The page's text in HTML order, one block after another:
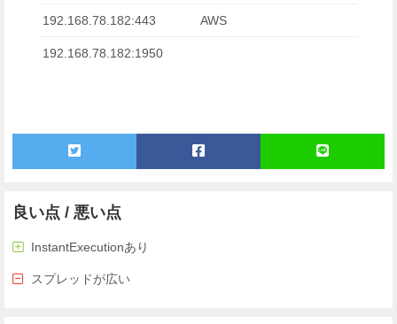
192.168.78.182:443 AWS
192.168.78.182:1950
良い点 / 悪い点
InstantExecutionあり
スプレッドが広い